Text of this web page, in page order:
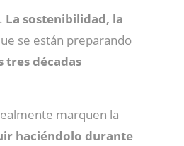
. La sostenibilidad, la
se están preparando
tres décadas
marquen la
haciéndolo durante